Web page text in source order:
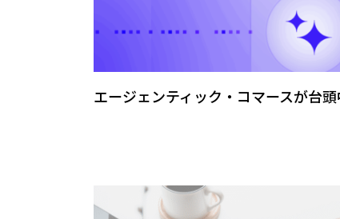
エージェンティック・コマースが台頭